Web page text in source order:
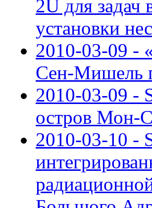
2U для задач
установки
2010-03-09 -
Сен-Мишель
2010-03-09 -
остров Мон-
2010-03-10 -